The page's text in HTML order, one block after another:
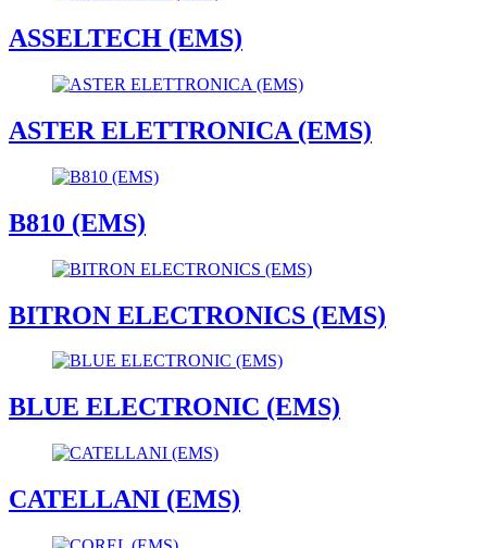
ASSELTECH (EMS)
ASTER ELETTRONICA (EMS)
B810 (EMS)
BITRON ELECTRONICS (EMS)
BLUE ELECTRONIC (EMS)
CATELLANI (EMS)